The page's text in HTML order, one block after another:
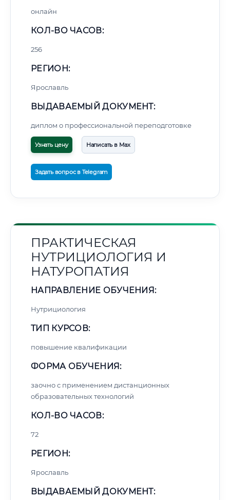
онлайн
КОЛ-ВО ЧАСОВ:
256
РЕГИОН:
Ярославль
ВЫДАВАЕМЫЙ ДОКУМЕНТ:
диплом о профессиональной переподготовке
Узнать цену Написать в Max
Задать вопрос в Telegram
ПРАКТИЧЕСКАЯ
НУТРИЦИОЛОГИЯ И
НАТУРОПАТИЯ
НАПРАВЛЕНИЕ ОБУЧЕНИЯ:
Нутрициология
ТИП КУРСОВ:
повышение квалификации
ФОРМА ОБУЧЕНИЯ:
заочно с применением дистанционных
образовательных технологий
КОЛ-ВО ЧАСОВ:
72
РЕГИОН:
Ярославль
ВЫДАВАЕМЫЙ ДОКУМЕНТ: